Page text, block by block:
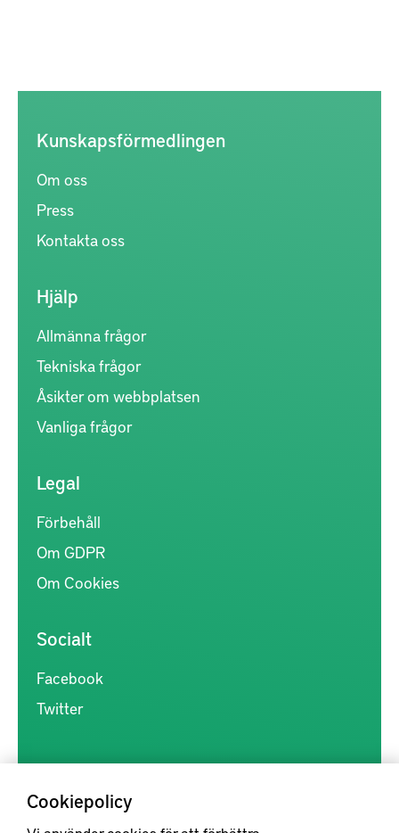
Cookiepolicy
Kunskapsförmedlingen
Om oss
Press
Kontakta oss
Hjälp
Allmänna frågor
Tekniska frågor
Åsikter om webbplatsen
Vanliga frågor
Legal
Förbehåll
Om GDPR
Om Cookies
Socialt
Facebook
Twitter